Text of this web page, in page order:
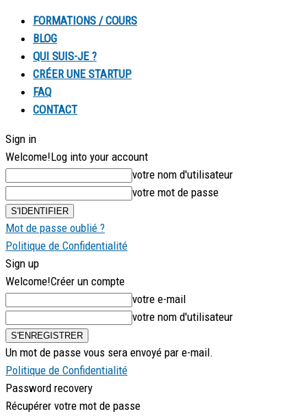
FORMATIONS / COURS
BLOG
QUI SUIS-JE ?
CRÉER UNE STARTUP
FAQ
CONTACT
Sign in
Welcome!Log into your account
votre nom d'utilisateur
votre mot de passe
Mot de passe oublié ?
Politique de Confidentialité
Sign up
Welcome!Créer un compte
votre e-mail
votre nom d'utilisateur
Un mot de passe vous sera envoyé par e-mail.
Politique de Confidentialité
Password recovery
Récupérer votre mot de passe